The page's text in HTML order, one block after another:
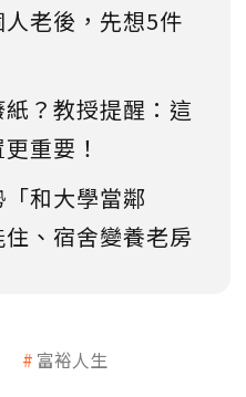
老後，先想5件
？教授提醒：這
重要！
和大學當鄰
、宿舍變養老房
富裕人生